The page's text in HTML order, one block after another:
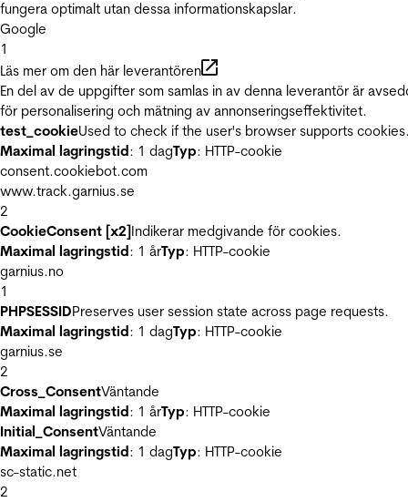
fungera optimalt utan dessa informationskapslar.
Google
1
Läs mer om den här leverantören
En del av de uppgifter som samlas in av denna leverantör är
för personalisering och mätning av annonseringseffektivitet.
test_cookieUsed to check if the user's browser supports
Maximal lagringstid: 1 dagTyp: HTTP-cookie
consent.cookiebot.com
www.track.garnius.se
2
CookieConsent [x2]Indikerar medgivande för cookies.
Maximal lagringstid: 1 årTyp: HTTP-cookie
garnius.no
1
PHPSESSIDPreserves user session state across page requests.
Maximal lagringstid: 1 dagTyp: HTTP-cookie
garnius.se
2
Cross_ConsentVäntande
Maximal lagringstid: 1 årTyp: HTTP-cookie
Initial_ConsentVäntande
Maximal lagringstid: 1 dagTyp: HTTP-cookie
sc-static.net
2